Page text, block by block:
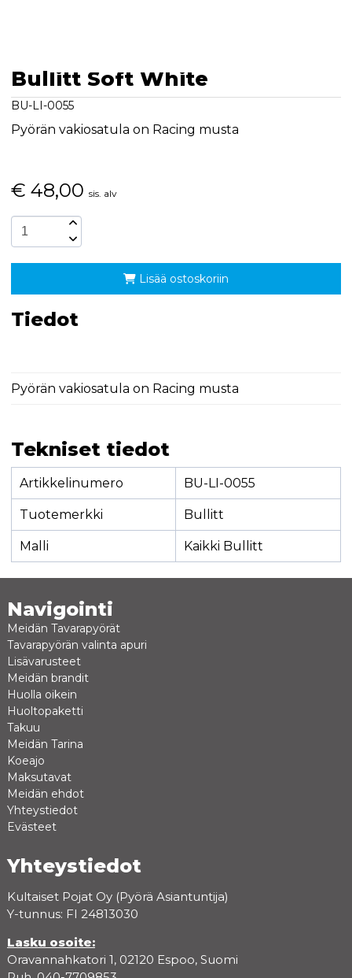
Bullitt Soft White
BU-LI-0055
Pyörän vakiosatula on Racing musta
€ 48,00 sis. alv
Lisää ostoskoriin
Tiedot
Pyörän vakiosatula on Racing musta
Tekniset tiedot
Artikkelinumero BU-LI-0055
Tuotemerkki Bullitt
Malli Kaikki Bullitt
Navigointi
Meidän Tavarapyörät
Tavarapyörän valinta apuri
Lisävarusteet
Meidän brandit
Huolla oikein
Huoltopaketti
Takuu
Meidän Tarina
Koeajo
Maksutavat
Meidän ehdot
Yhteystiedot
Evästeet
Yhteystiedot
Kultaiset Pojat Oy (Pyörä Asiantuntija)
Y-tunnus: FI 24813030
Lasku osoite:
Oravannahkatori 1, 02120 Espoo, Suomi